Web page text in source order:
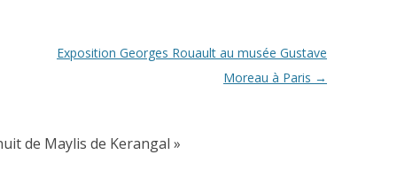
Exposition Georges Rouault au musée Gustave
Moreau à Paris →
de Maylis de Kerangal »